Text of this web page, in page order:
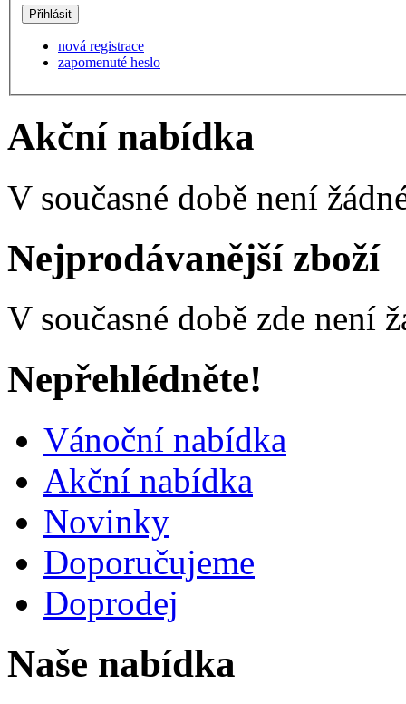
nová registrace
zapomenuté heslo
Akční nabídka
V současné době není
Nejprodávanější zboží
V současné době zde není
Nepřehlédněte!
Vánoční nabídka
Akční nabídka
Novinky
Doporučujeme
Doprodej
Naše nabídka